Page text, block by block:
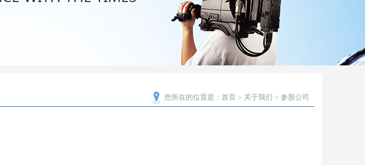
您所在的位置是： 首页 > 关于我们 > 参股公司